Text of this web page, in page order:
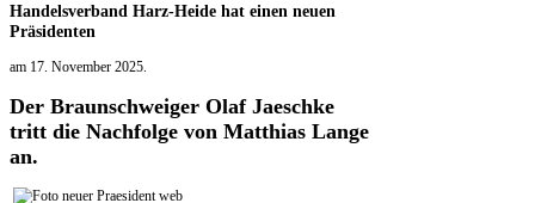
Handelsverband Harz-Heide hat einen neuen
Präsidenten
am 17. November 2025.
Der Braunschweiger Olaf Jaeschke
tritt die Nachfolge von Matthias Lange
an.